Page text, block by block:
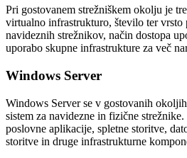
Pri gostovanem strežniškem okolju je
virtualno infrastrukturo, število ter vrsto
navideznih strežnikov, način dostopa
uporabo skupne infrastrukture za več
Windows Server
Windows Server se v gostovanih
sistem za navidezne in fizične
poslovne aplikacije, spletne storitve,
storitve in druge infrastrukturne